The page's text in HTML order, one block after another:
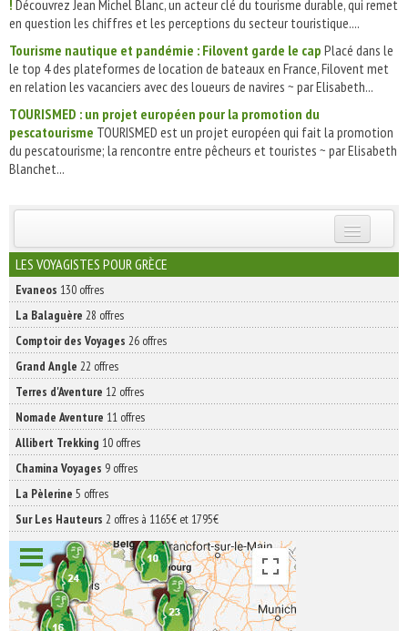
! Découvrez Jean Michel Blanc, un acteur clé du tourisme durable, qui remet
en question les chiffres et les perceptions du secteur touristique....
Tourisme nautique et pandémie : Filovent garde le cap Placé dans le
le top 4 des plateformes de location de bateaux en France, Filovent met
en relation les vacanciers avec des loueurs de navires ~ par Elisabeth...
TOURISMED : un projet européen pour la promotion du
pescatourisme TOURISMED est un projet européen qui fait la promotion
du pescatourisme; la rencontre entre pêcheurs et touristes ~ par Elisabeth
Blanchet...
INSCRIVEZ-VOUS | ABONNEZ-VOUS
LES VOYAGISTES POUR GRÈCE
Evaneos 130 offres
La Balaguère 28 offres
Comptoir des Voyages 26 offres
Grand Angle 22 offres
Terres d'Aventure 12 offres
Nomade Aventure 11 offres
Allibert Trekking 10 offres
Chamina Voyages 9 offres
La Pèlerine 5 offres
Sur Les Hauteurs 2 offres à 1165€ et 1795€